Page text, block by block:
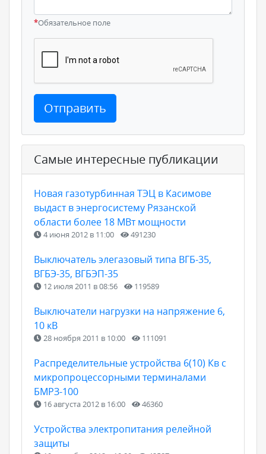
*Обязательное поле
Отправить
Самые интересные публикации
Новая газотурбинная ТЭЦ в Касимове
выдаст в энергосистему Рязанской
области более 18 МВт мощности
4 июня 2012 в 11:00 491230
Выключатель элегазовый типа ВГБ-35,
ВГБЭ-35, ВГБЭП-35
12 июля 2011 в 08:56 119589
Выключатели нагрузки на напряжение 6,
10 кВ
28 ноября 2011 в 10:00 111091
Распределительные устройства 6(10) Кв с
микропроцессорными терминалами
БМРЗ-100
16 августа 2012 в 16:00 46360
Устройства электропитания релейной
защиты